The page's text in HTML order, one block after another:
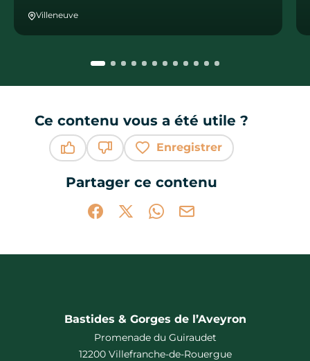
Villeneuve
Ce contenu vous a été utile ?
Enregistrer
Partager ce contenu
Partager sur Facebook (nouvelle
Partager sur X / Twitter (nouvelle
Partager sur WhatsApp
Partager par mail
Bastides & Gorges de l’Aveyron
Promenade du Guiraudet
12200 Villefranche-de-Rouergue